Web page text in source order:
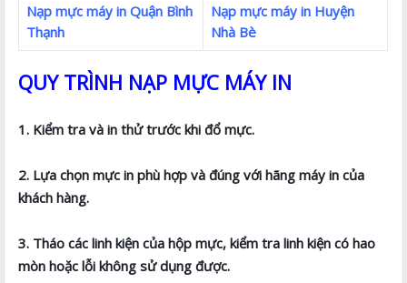
Nạp mực máy in Quận Bình
Thạnh
Nạp mực máy in Huyện
Nhà Bè
QUY TRÌNH NẠP MỰC MÁY IN
1. Kiểm tra và in thử trước khi đổ mực.
2. Lựa chọn mực in phù hợp và đúng với hãng máy in của
khách hàng.
3. Tháo các linh kiện của hộp mực, kiểm tra linh kiện có hao
mòn hoặc lỗi không sử dụng được.